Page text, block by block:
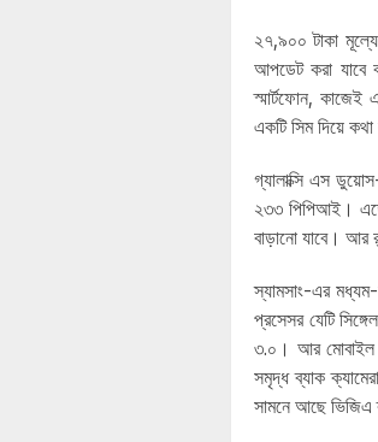
২৭,৯০০ টাকা
আপডেট করা যাবে
স্মার্টফোন,
একটি সিম দিয়ে
গ্যালাক্সি এস
২৩৩ পিপিআই। এতে
বাড়ানো যাবে। আর
স্যামসাং-এর
প্রসেসর যেটি
৩.০। আর মোবাইল
সমৃদ্ধ ব্যাক
সামনে আছে ভিজিএ